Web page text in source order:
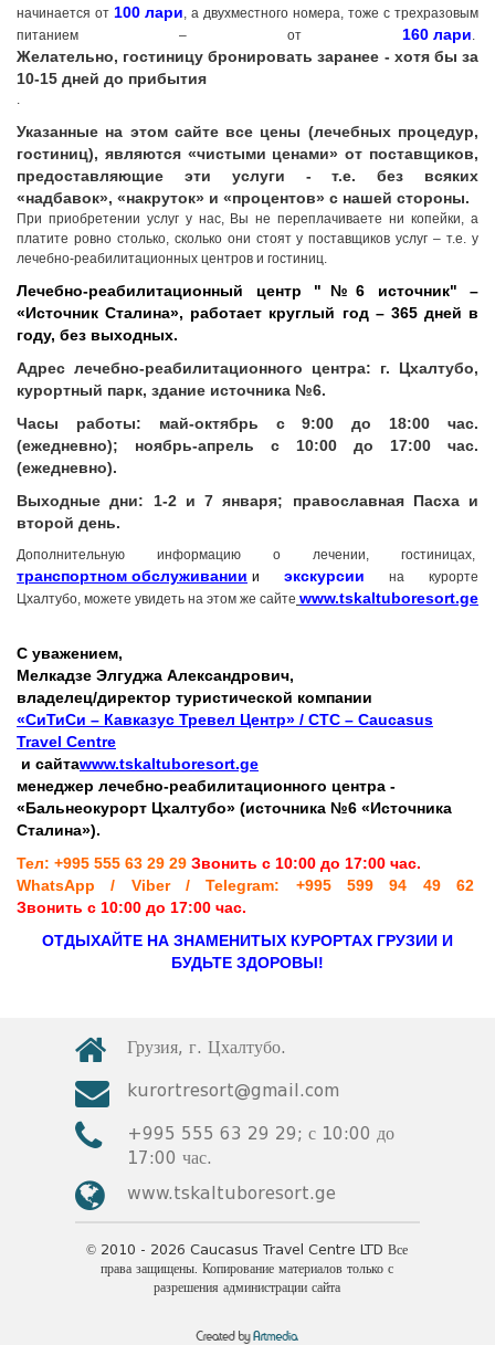
Консультации врача-курортолога
Ванны минеральных радоновых вод
Горизонтальное вытяжение позвоночника в минеральной воде
Гидромассаж в минеральной воде
Ванна минеральной воды с гинекологической ирригацией
Лечебная физкультура в бассейне с минеральной водой
начинается от 100 лари, а двухместного номера, тоже с трехразовым
питанием – от 160 лари.
Желательно, гостиницу бронировать заранее - хотя бы за
10-15 дней до прибытия
.
Указанные на этом сайте все цены (лечебных процедур,
гостиниц), являются «чистыми ценами» от поставщиков,
предоставляющие эти услуги - т.е. без всяких
«надбавок», «накруток» и «процентов» с нашей стороны.
При приобретении услуг у нас, Вы не переплачиваете ни копейки, а
платите ровно столько, сколько они стоят у поставщиков услуг – т.е. у
лечебно-реабилитационных центров и гостиниц.
Лечебно-реабилитационный центр "№6 источник" –
«Источник Сталина», работает круглый год – 365 дней в
году, без выходных.
Адрес лечебно-реабилитационного центра: г. Цхалтубо,
курортный парк, здание источника №6.
Часы работы: май-октябрь с 9:00 до 18:00 час.
(ежедневно); ноябрь-апрель с 10:00 до 17:00 час.
(ежедневно).
Выходные дни: 1-2 и 7 января; православная Пасха и
второй день.
Дополнительную информацию о лечении, гостиницах,
транспортном обслуживании и экскурсии
на курорте
Цхалтубо, можете увидеть на этом же сайте www.tskaltuboresort.ge
С уважением,
Мелкадзе Элгуджа Александрович,
владелец/директор туристической компании
«СиТиСи – Кавказус Тревел Центр» / CTC – Caucasus
Travel Centre
и сайтаwww.tskaltuboresort.ge
менеджер лечебно-реабилитационного центра -
«Бальнеокурорт Цхалтубо» (источника №6 «Источника
Сталина»).
Тел: +995 555 63 29 29 Звонить с 10:00 до 17:00 час.
WhatsApp / Viber / Telegram: +995 599 94 49 62
Звонить с 10:00 до 17:00 час.
ОТДЫХАЙТЕ НА ЗНАМЕНИТЫХ КУРОРТАХ ГРУЗИИ И
БУДЬТЕ ЗДОРОВЫ!